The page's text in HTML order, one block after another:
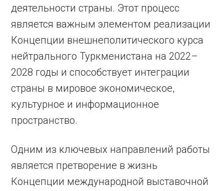
деятельности страны. Этот процесс
является важным элементом реализации
Концепции внешнеполитического курса
нейтрального Туркменистана на 2022–
2028 годы и способствует интеграции
страны в мировое экономическое,
культурное и информационное
пространство.
Одним из ключевых направлений работы
является претворение в жизнь
Концепции международной выставочной